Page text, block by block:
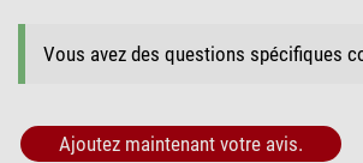
Vous avez des questions spécifiques
Ajoutez maintenant votre avis.